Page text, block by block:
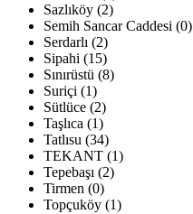
Sazlıköy (2)
Semih Sancar Caddesi (0)
Serdarlı (2)
Sipahi (15)
Sınırüstü (8)
Suriçi (1)
Sütlüce (2)
Taşlıca (1)
Tatlısu (34)
TEKANT (1)
Tepebaşı (2)
Tirmen (0)
Topçuköy (1)